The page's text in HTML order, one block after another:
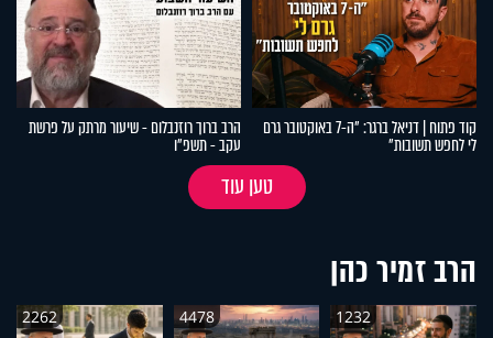
קוד פתוח | דניאל ברגר: "ה-7 באוקטובר גרם
לי לחפש תשובות"
הרב ברוך רוזנבלום - שיעור מרתק על פרשת
עקב - תשפ"ו
טען עוד
הרב זמיר כהן
1232
4478
2262